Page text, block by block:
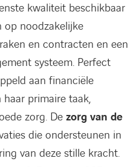
kwaliteit beschikbaar
op noodzakelijke
en contracten en een
systeem. Perfect
aan financiële
primaire taak,
zorg. Dezorg van de
die ondersteunen in
van deze stille kracht.